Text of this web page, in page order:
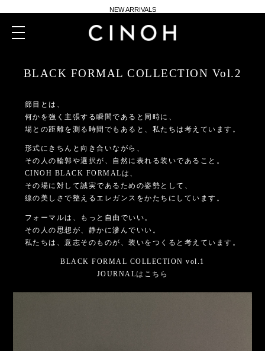
新規会員登録500ポイントプレゼント
ニュースレター登録で¥1,000クーポン進呈
toggle
navigation
BLACK FORMAL COLLECTION Vol.2
節目とは、
何かを強く主張する瞬間であると同時に、
場との距離を測る時間でもあると、私たちは考えています。
形式にきちんと向き合いながら、
その人の輪郭や選択が、自然に表れる装いであること。
CINOH BLACK FORMALは、
その場に対して誠実であるための姿勢 として、
線の美しさで整えるエレガンス をかたちにしています。
フォーマルは、もっと自由でいい。
その人の思想が、静かに滲んでいい。
私たちは、意志そのものが、装いをつくる と考えています。
BLACK FORMAL COLLECTION vol.1
JOURNALはこちら